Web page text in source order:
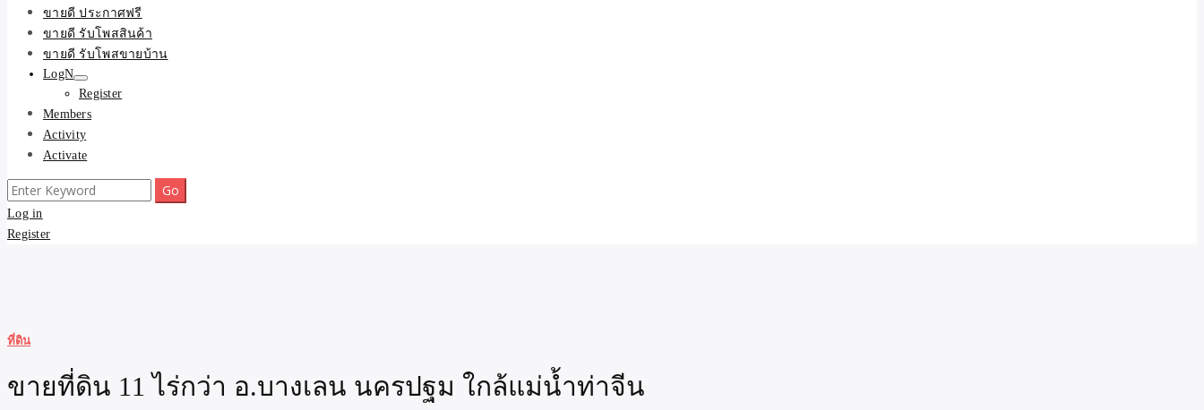
ขายดี ประกาศฟรี
ขายดี รับโพสสินค้า
ขายดี รับโพสขายบ้าน
LogN
Register
Members
Activity
Activate
Search
for:
Log in
Register
ที่ดิน
ขายที่ดิน 11 ไร่กว่า อ.บางเลน นครปฐม ใกล้แม่น้ำท่าจีน